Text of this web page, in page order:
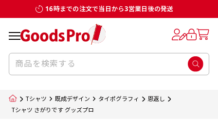
16時までの注文で当日から3営業日後の発送
Tシャツ 既成デザイン タイポグラフィ
恩返し
Tシャツ さがりです グッズプロ
お客様からのデータ入稿でのぼり旗を製作
する場合
入稿いただくデータは基本的にイラストレー
のデータとさせていただいております。
デザイン変更なしでのご注文となります。
ルで製品デザインをしたデザインそのものを
指します。当グッズプロで販売として取り扱っ
のぼり旗のデザインをする際に、考えると良
のぼり旗のデザインとしては基本的に左側と
上側にポールを通すミミ（業界用語でチチと
サイズ一覧
既製品のサイズについては以下のサイズ表の通
お客様オリジナルサイズで製作をしたい場合
につきましてはお気軽にご相談ください。
サイズ一覧
既製品のサイズについては以下のサイズ表の通
お客様オリジナルサイズで製作をしたい場合
につきましてはお気軽にご相談ください。
一般的にはチチの位置はのぼり旗に対して上
ポールに通す際には上辺２か所に対してチチ
が左右どちらでものぼり旗自体をポールにく
のぼり旗のチチについて
一般的にはチチの位置はのぼり旗に対して上
ポールに通す際には上辺２か所に対してチチ
が左右どちらでものぼり旗自体をポールにく
補強縫製って何？
補強縫製とはヒートカッター（熱で焼き切る
をあげるために折り返し縫いをすることで風
の影響を受けやすい四辺の強度を増す加工で
生地の種類
スリット（切り込み）加工とは？
スリット（切り込み）を入れることで横幕が
疑似的にのれんのように見せるための加工手
法です。